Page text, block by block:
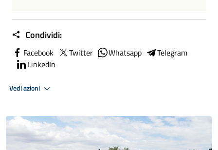
Condividi:
Facebook Twitter Whatsapp
Telegram
LinkedIn
Vedi azioni